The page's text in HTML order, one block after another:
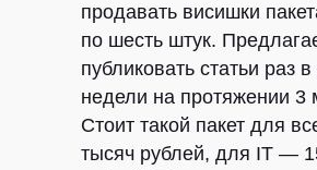
продавать висишки
по шесть штук.
публиковать статьи раз
недели на протяжении 3
Стоит такой пакет для
тысяч рублей, для IT —
Ваша почта
в соответствии
с политикой конфиденциальности